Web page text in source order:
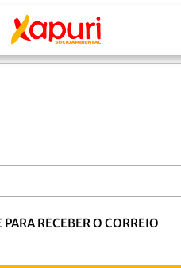
RECEBER O CORREIO